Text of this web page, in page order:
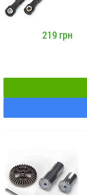
219 грн